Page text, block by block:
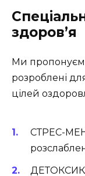
здоров’я
Ми
розроблені
цілей
СТРЕС-